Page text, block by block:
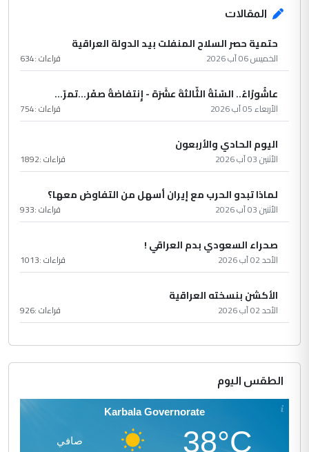
المقالات
حتمية حصر السلاح المنفلت بيد الدولة العراقية
الخميس 06 آب 2026 قراءات :634
عاشُورْاءُ.. السّنَةُ الثّالثةَ عشَرَة - إِنتفاضةُ صفَر…تمرّ...
الأربعاء 05 آب 2026 قراءات :754
اليوم الحادي والأربعون
الأثنين 03 آب 2026 قراءات :1892
لماذا تبدو الحرب مع إيران أسهل من التفاوض معها؟
الأثنين 03 آب 2026 قراءات :933
صحراء السعودي بدم العراقي !
الأحد 02 آب 2026 قراءات :1013
الأكشن بنسخته العراقية
الأحد 02 آب 2026 قراءات :926
الطقس اليوم
Karbala Governorate
38°C صافي